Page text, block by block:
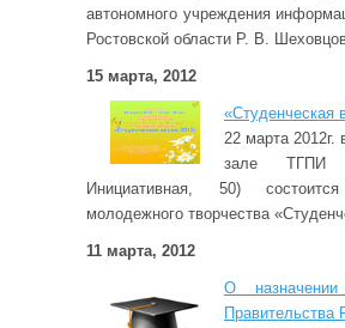
автономного учреждения
Ростовской области Р. В.
15 марта, 2012
«Студенческая
22 марта 2012г.
зале ТГПИ
Инициативная, 50)
молодежного творчества
11 марта, 2012
О
Правительства